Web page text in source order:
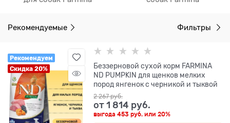
Рекомендуемые Фильтры
Рекомендуем
Скидка 20%
Беззерновой cухой корм FARMINA
ND PUMPKIN для щенков мелких
пород янгенок с черникой и тыквой
2 267 руб.
от1 814 руб.
выгода453 руб. или20%